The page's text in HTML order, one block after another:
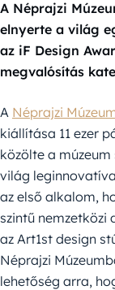
A Néprajzi
elnyerte a világ
az iF Design
megvalósítás
A Néprajzi
kiállítása 11 ezer
közölte a
világ
az első alkalom,
szintű nemzetközi
az Art1st design
Néprajzi
lehetőség arra,